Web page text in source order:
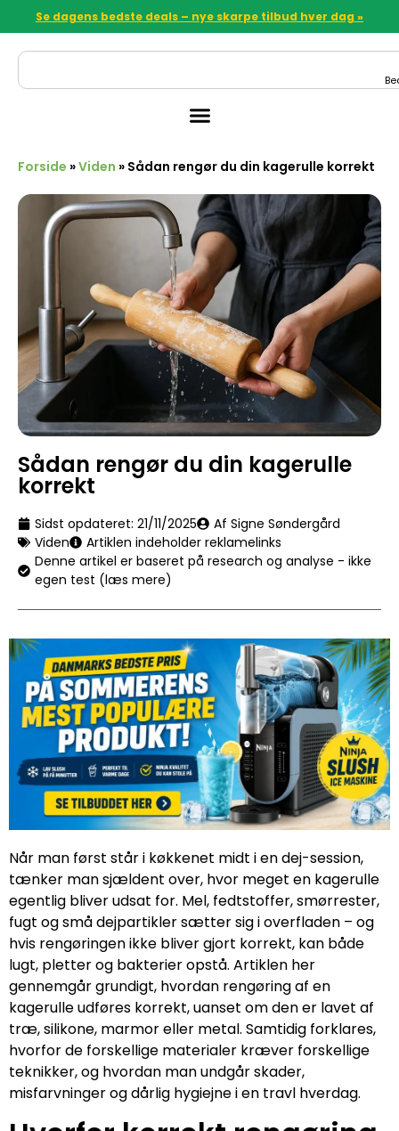
Se dagens bedste deals – nye skarpe tilbud hver dag »
Forside »Viden » Sådan rengør du din kagerulle korrekt
Sådan rengør du din kagerulle
korrekt
Sidst opdateret: 21/11/2025
Af Signe Søndergård
Viden
Artiklen indeholder reklamelinks
Denne artikel er baseret på research og analyse - ikke
egen test (læs mere)
Når man først står i køkkenet midt i en dej-session,
tænker man sjældent over, hvor meget en kagerulle
egentlig bliver udsat for. Mel, fedtstoffer, smørrester,
fugt og små dejpartikler sætter sig i overfladen – og
hvis rengøringen ikke bliver gjort korrekt, kan både
lugt, pletter og bakterier opstå. Artiklen her
gennemgår grundigt, hvordan rengøring af en
kagerulle udføres korrekt, uanset om den er lavet af
træ, silikone, marmor eller metal. Samtidig forklares,
hvorfor de forskellige materialer kræver forskellige
teknikker, og hvordan man undgår skader,
misfarvninger og dårlig hygiejne i en travl hverdag.